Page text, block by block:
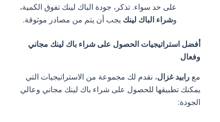
على حد سواء. تذكر، جودة الباك لينك تفوق الكمية،
شراء الباك لينكيجب أن يتم من مصادر موثوقة.
أفضل استراتيجيات الحصول على شراء باك لينك مجاني
وفعال
معرابيد غزال، نقدم لك مجموعة من الاستراتيجيات التي
يمكنك تطبيقها للحصول على شراء باك لينك مجاني وعالي
الجودة: